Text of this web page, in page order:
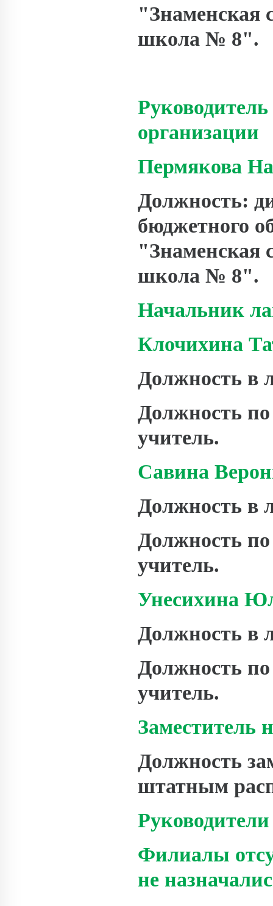
"Знаменская
школа № 8".
Руководитель
организации
Пермякова
Должность:
бюджетного
"Знаменская
школа № 8".
Начальник
Клочихина
Должность в
Должность
учитель.
Савина
Должность в
Должность
учитель.
Унесихина
Должность в
Должность
учитель.
Заместитель
Должность
штатным
Филиалы
не